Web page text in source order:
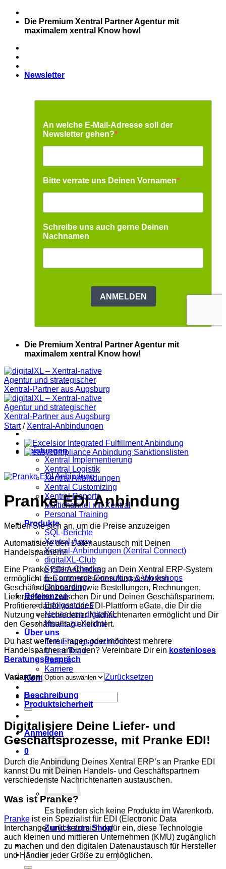
Zum
Inhalt
springen
Die Premium Xentral Partner Agentur mit
maximalem xentral Know how!
Newsletter
Die Premium Xentral Partner Agentur mit
maximalem xentral Know how!
Leistungen
Xentral Implementierung
Xentral Logistik
Xentral Anbindungen
Xentral Customizing
Xentral Reports
Multichannel mit Xentral
Personal Training
Produkte
SQL-Berichte
Xentral-Apps
Xentral-Anbindungen (Xentral Connect)
digitalXL-Club
System-Checks
E-Commerce Consulting & Workshops
Onboarding
Referenzen
Erfolgsstories
Neues von digitalXL
Neues zu Xentral
Über uns
Entstehungsgeschichte
Unser Team
Partner
Karriere
Kontakt
Suchen
nach:
Anmelden
0
Es befinden sich keine Produkte im Warenkorb.
Zurück zum Shop
Suchen
nach:
Start / Xentral-Anbindungen
Pranke EDI Anbindung
Melden Sie sich an, um die Preise anzuzeigen
Automatisiere den Datenaustausch mit Deinen
Handelspartnern!
Eine Pranke EDI-Anbindung an Dein Xentral ERP-System
ermöglicht den automatisierten Austausch von
Geschäftsdokumenten wie Bestellungen, Rechnungen,
Lieferscheine zwischen Dir und Deinen Geschäftspartnern.
Profitiere dabei von der EDI-Plattform eGate, die Dir die
Nutzung verschiedener Nachrichtenarten ermöglicht und Dir
den Geschäftsalltag erleichtert.
Du hast weitere Fragen oder möchtest mehrere
Handelspartner anbinden? Vereinbare Dir ein kostenloses
Beratungsgespräch
Varianten Zurücksetzen
Beschreibung
Produktsicherheit
Digitalisiere Deine Liefer- und
Geschäftsprozesse, mit Pranke EDI!
Durch die Anbindung Deines Xentral ERP’s an Pranke EDI
kannst Du mit Deinen Handels- und Geschäftspartnern
verschiedenste Nachrichtenarten austauschen.
Was ist Pranke?
Pranke ist ein Spezialist für EDI (Electronic Data
Interchange) und setzt sich dafür ein, diese Technologie
auch kleinen und mittleren Unternehmen (KMU) zugänglich
zu machen und den digitalen Datenaustausch für Hersteller
und Händler jeder Größe zu ermöglichen.